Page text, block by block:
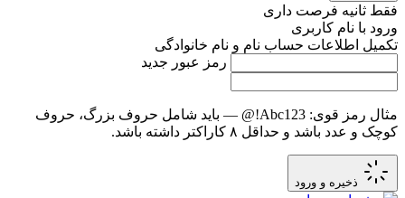
فقط ثانیه فرصت داری
ورود با نام کاربری
تکمیل اطلاعات حساب نام و نام خانوادگی
رمز عبور جدید
مثال رمز قوی: Abc123!@
— باید شامل حروف بزرگ، حروف
کوچک و عدد باشد و حداقل ۸ کاراکتر داشته باشد.
ذخیره و ورود